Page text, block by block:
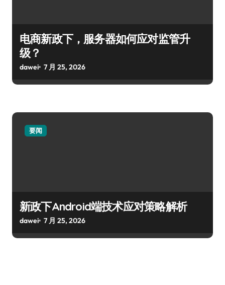
电商新政下，服务器如何应对监管升
级？
dawei 7 月 25, 2026
要闻
新政下Android端技术应对策略解析
dawei 7 月 25, 2026